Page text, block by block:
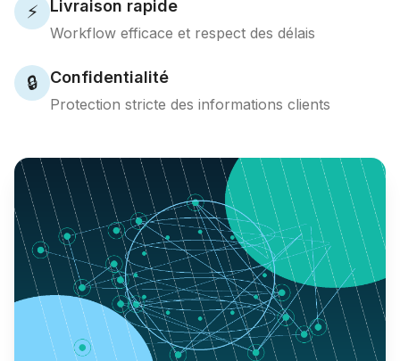
⚡ Livraison rapide
Workflow efficace et respect des délais
🔒 Confidentialité
Protection stricte des informations clients